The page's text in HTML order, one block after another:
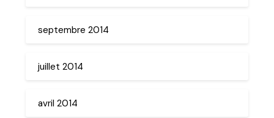
septembre 2014
juillet 2014
avril 2014